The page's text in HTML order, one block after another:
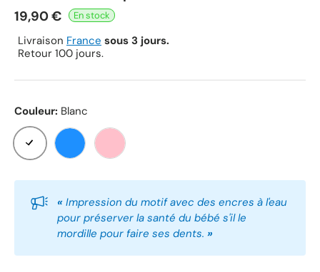
19,90 €
Livraison France sous 3 jours.
Retour 100 jours.
Couleur: Blanc
Blanc Bleu Rose
« Impression du motif avec des encres à l'eau
pour préserver la santé du bébé s'il le
mordille pour faire ses dents. »